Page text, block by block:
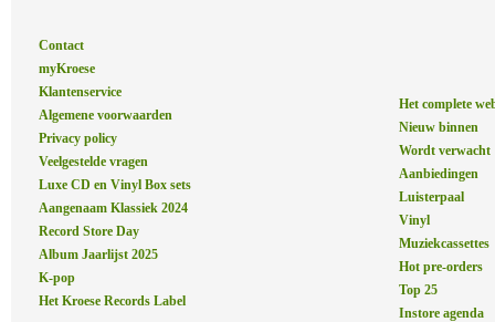
Contact
myKroese
Klantenservice
Algemene voorwaarden
Privacy policy
Veelgestelde vragen
Luxe CD en Vinyl Box sets
Aangenaam Klassiek 2024
Record Store Day
Album Jaarlijst 2025
K-pop
Het Kroese Records Label
Het complete
Nieuw binnen
Wordt verwacht
Aanbiedingen
Luisterpaal
Vinyl
Muziekcassettes
Hot pre-orders
Top 25
Instore agenda